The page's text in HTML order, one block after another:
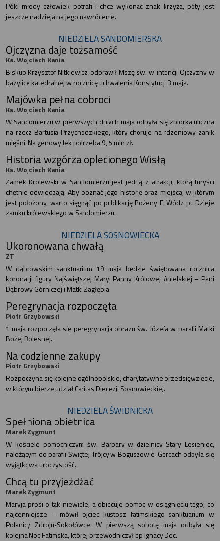
Póki młody człowiek potrafi i chce wykonać znak krzyża, póty jest
jeszcze nadzieja na jego nawrócenie.
NIEDZIELA SANDOMIERSKA
Ojczyzna daje tożsamość
Ks. Wojciech Kania
Biskup Krzysztof Nitkiewicz odprawił Mszę św. w intencji Ojczyzny w
bazylice katedralnej w rocznicę uchwalenia Konstytucji 3 maja.
Majówka pełna dobroci
Ks. Wojciech Kania
W Sandomierzu w pierwszych dniach maja odbyła się zbiórka uliczna
na rzecz Bartusia Przychodzkiego, który choruje na rdzeniowy zanik
mięśni. Na genowy lek potrzeba 9, 5 mln zł.
Historia wzgórza oplecionego Wisłą
Ks. Wojciech Kania
Zamek Królewski w Sandomierzu jest jedną z atrakcji, którą turyści
chętnie odwiedzają. Aby poznać jego historię oraz miejsca, w którym
jest położony, warto sięgnąć po publikację Bożeny E. Wódz pt. Dzieje
zamku królewskiego w Sandomierzu.
NIEDZIELA SOSNOWIECKA
Ukoronowana chwałą
ZT
W dąbrowskim sanktuarium 19 maja będzie świętowana rocznica
koronacji figury Najświętszej Maryi Panny Królowej Anielskiej – Pani
Dąbrowy Górniczej i Matki Zagłębia.
Peregrynacja rozpoczęta
Piotr Grzybowski
1 maja rozpoczęła się peregrynacja obrazu św. Józefa w parafii Matki
Bożej Bolesnej.
Na codzienne zakupy
Piotr Grzybowski
Rozpoczyna się kolejne ogólnopolskie, charytatywne przedsięwzięcie,
w którym bierze udział Caritas Diecezji Sosnowieckiej.
NIEDZIELA ŚWIDNICKA
Spełniona obietnica
Marek Zygmunt
W kościele pomocniczym św. Barbary w dzielnicy Stary Lesieniec,
należącym do parafii Świętej Trójcy w Boguszowie-Gorcach odbyła się
wyjątkowa uroczystość.
Chcą tu przyjeżdżać
Marek Zygmunt
Maryja prosi o tak niewiele, a obiecuje pomoc w osiągnięciu tego, co
najcenniejsze – mówił ojciec kustosz fatimskiego sanktuarium w
Polanicy Zdroju-Sokołówce. W pierwszą sobotę maja odbyła się
kolejna Noc Fatimska, której przewodniczył bp Ignacy Dec.